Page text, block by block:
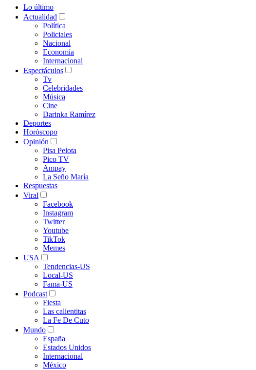
Lo último
Actualidad
Política
Policiales
Nacional
Economía
Internacional
Espectáculos
Tv
Celebridades
Música
Cine
Darinka Ramírez
Deportes
Horóscopo
Opinión
Pisa Pelota
Pico TV
Ampay
La Seño María
Respuestas
Viral
Facebook
Instagram
Twitter
Youtube
TikTok
Memes
USA
Tendencias-US
Local-US
Fama-US
Podcast
Fiesta
Las calientitas
La Fe De Cuto
Mundo
España
Estados Unidos
Internacional
México